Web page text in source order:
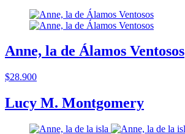
Anne, la de Álamos Ventosos
$28.900
Lucy M. Montgomery